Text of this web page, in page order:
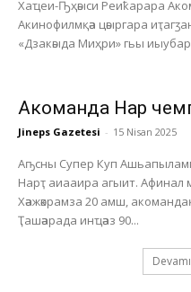
Хаҵеи-Ҧҳәыси Реиҟарара
Акинофилмқәа цәыргара
«Дзакәыда Миҳри» гьы
Акоманда Нарҭ
Jineps Gazetesi - 15 Nisan 2025
Аҧсны Супер Куп
Нарҭ аиааира агыит.
Хәажәкрамза 20 амш,
Ҭашәарада инҵәаз 90...